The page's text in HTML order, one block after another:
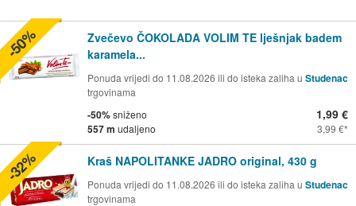
Zvečevo ČOKOLADA VOLIM TE lješnjak badem
karamela...
Ponuda vrijedi do 11.08.2026 ili do isteka zaliha u Studenac
trgovinama
-50%sniženo
557 m udaljeno
1,99 €
3,99 €
-50%
Kraš NAPOLITANKE JADRO original, 430 g
Ponuda vrijedi do 11.08.2026 ili do isteka zaliha u Studenac
trgovinama
-32%